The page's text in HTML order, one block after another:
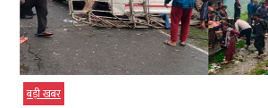
बड़ी खबर